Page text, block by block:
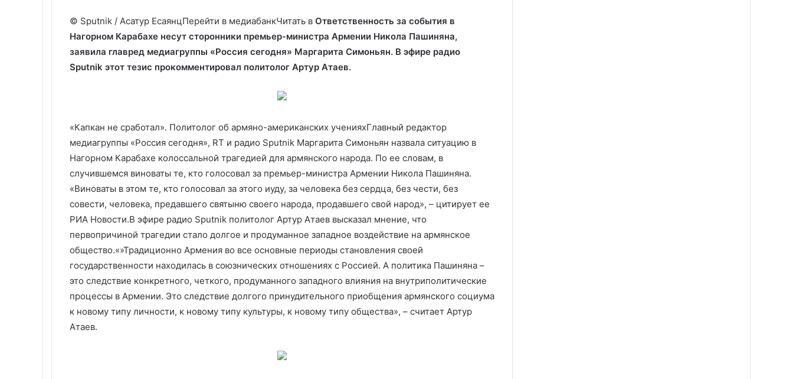
© Sputnik / Асатур ЕсаянцПерейти в медиабанкЧитать в Ответственность за события в
Нагорном Карабахе несут сторонники премьер-министра Армении Никола Пашиняна,
заявила главред медиагруппы «Россия сегодня» Маргарита Симоньян. В эфире радио
Sputnik этот тезис прокомментировал политолог Артур Атаев.
«Капкан не сработал». Политолог об армяно-американских ученияхГлавный редактор
медиагруппы «Россия сегодня», RT и радио Sputnik Маргарита Симоньян назвала ситуацию в
Нагорном Карабахе колоссальной трагедией для армянского народа. По ее словам, в
случившемся виноваты те, кто голосовал за премьер-министра Армении Никола Пашиняна.
«Виноваты в этом те, кто голосовал за этого иуду, за человека без сердца, без чести, без
совести, человека, предавшего святыню своего народа, продавшего свой народ», – цитирует ее
РИА Новости.В эфире радио Sputnik политолог Артур Атаев высказал мнение, что
первопричиной трагедии стало долгое и продуманное западное воздействие на армянское
общество.«»Традиционно Армения во все основные периоды становления своей
государственности находилась в союзнических отношениях с Россией. А политика Пашиняна –
это следствие конкретного, четкого, продуманного западного влияния на внутриполитические
процессы в Армении. Это следствие долгого принудительного приобщения армянского социума
к новому типу личности, к новому типу культуры, к новому типу общества», – считает Артур
Атаев.